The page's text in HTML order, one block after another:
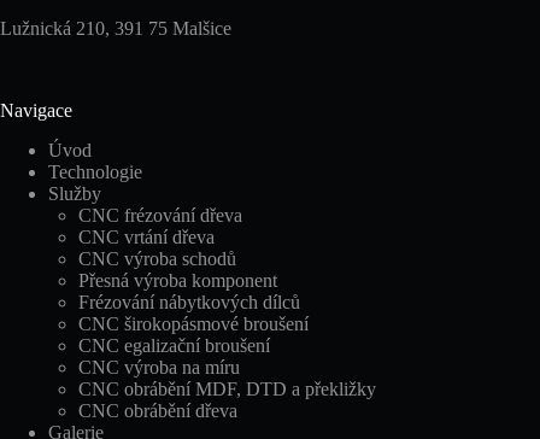
Lužnická 210, 391 75 Malšice
Navigace
Úvod
Technologie
Služby
CNC frézování dřeva
CNC vrtání dřeva
CNC výroba schodů
Přesná výroba komponent
Frézování nábytkových dílců
CNC širokopásmové broušení
CNC egalizační broušení
CNC výroba na míru
CNC obrábění MDF, DTD a překližky
CNC obrábění dřeva
Galerie